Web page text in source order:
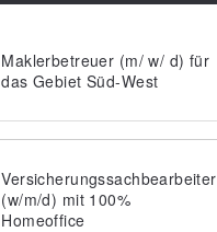
Maklerbetreuer (m/ w/ d) für
das Gebiet Süd-West
Versicherungssachbearbeiter
(w/m/d) mit 100%
Homeoffice